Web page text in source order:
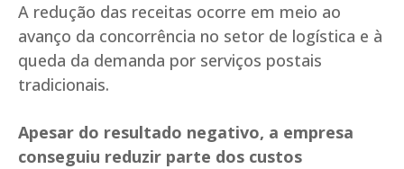
A redução das receitas ocorre em meio ao
avanço da concorrência no setor de logística e à
queda da demanda por serviços postais
tradicionais.
Apesar do resultado negativo, a empresa
conseguiu reduzir parte dos custos